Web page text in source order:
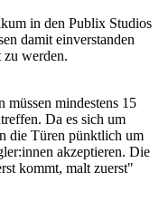
in den Publix Studios
damit einverstanden
zu werden.
mindestens 15
Da es sich um
die Türen pünktlich um
akzeptieren. Die
kommt, malt zuerst"